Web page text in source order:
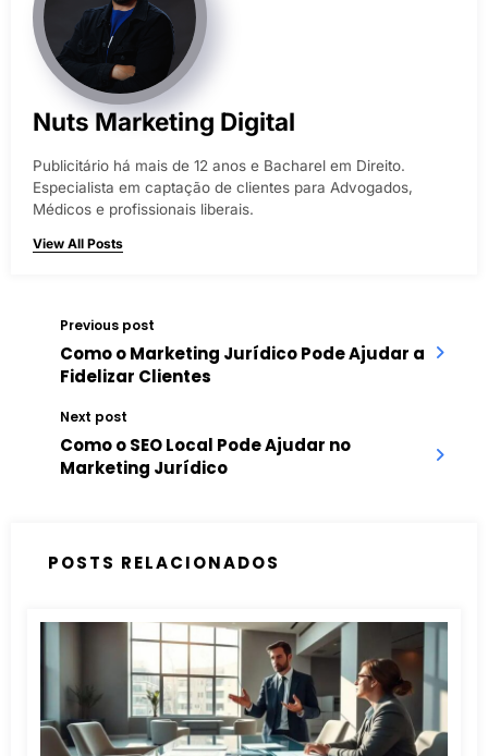
Nuts Marketing Digital
Publicitário há mais de 12 anos e Bacharel em Direito.
Especialista em captação de clientes para Advogados,
Médicos e profissionais liberais.
View All Posts
Previous post
Como o Marketing Jurídico Pode Ajudar a
Fidelizar Clientes
Next post
Como o SEO Local Pode Ajudar no
Marketing Jurídico
POSTS RELACIONADOS